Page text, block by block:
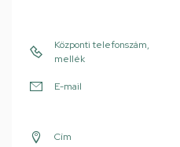
Központi telefonszám,
mellék
E-mail
Cím